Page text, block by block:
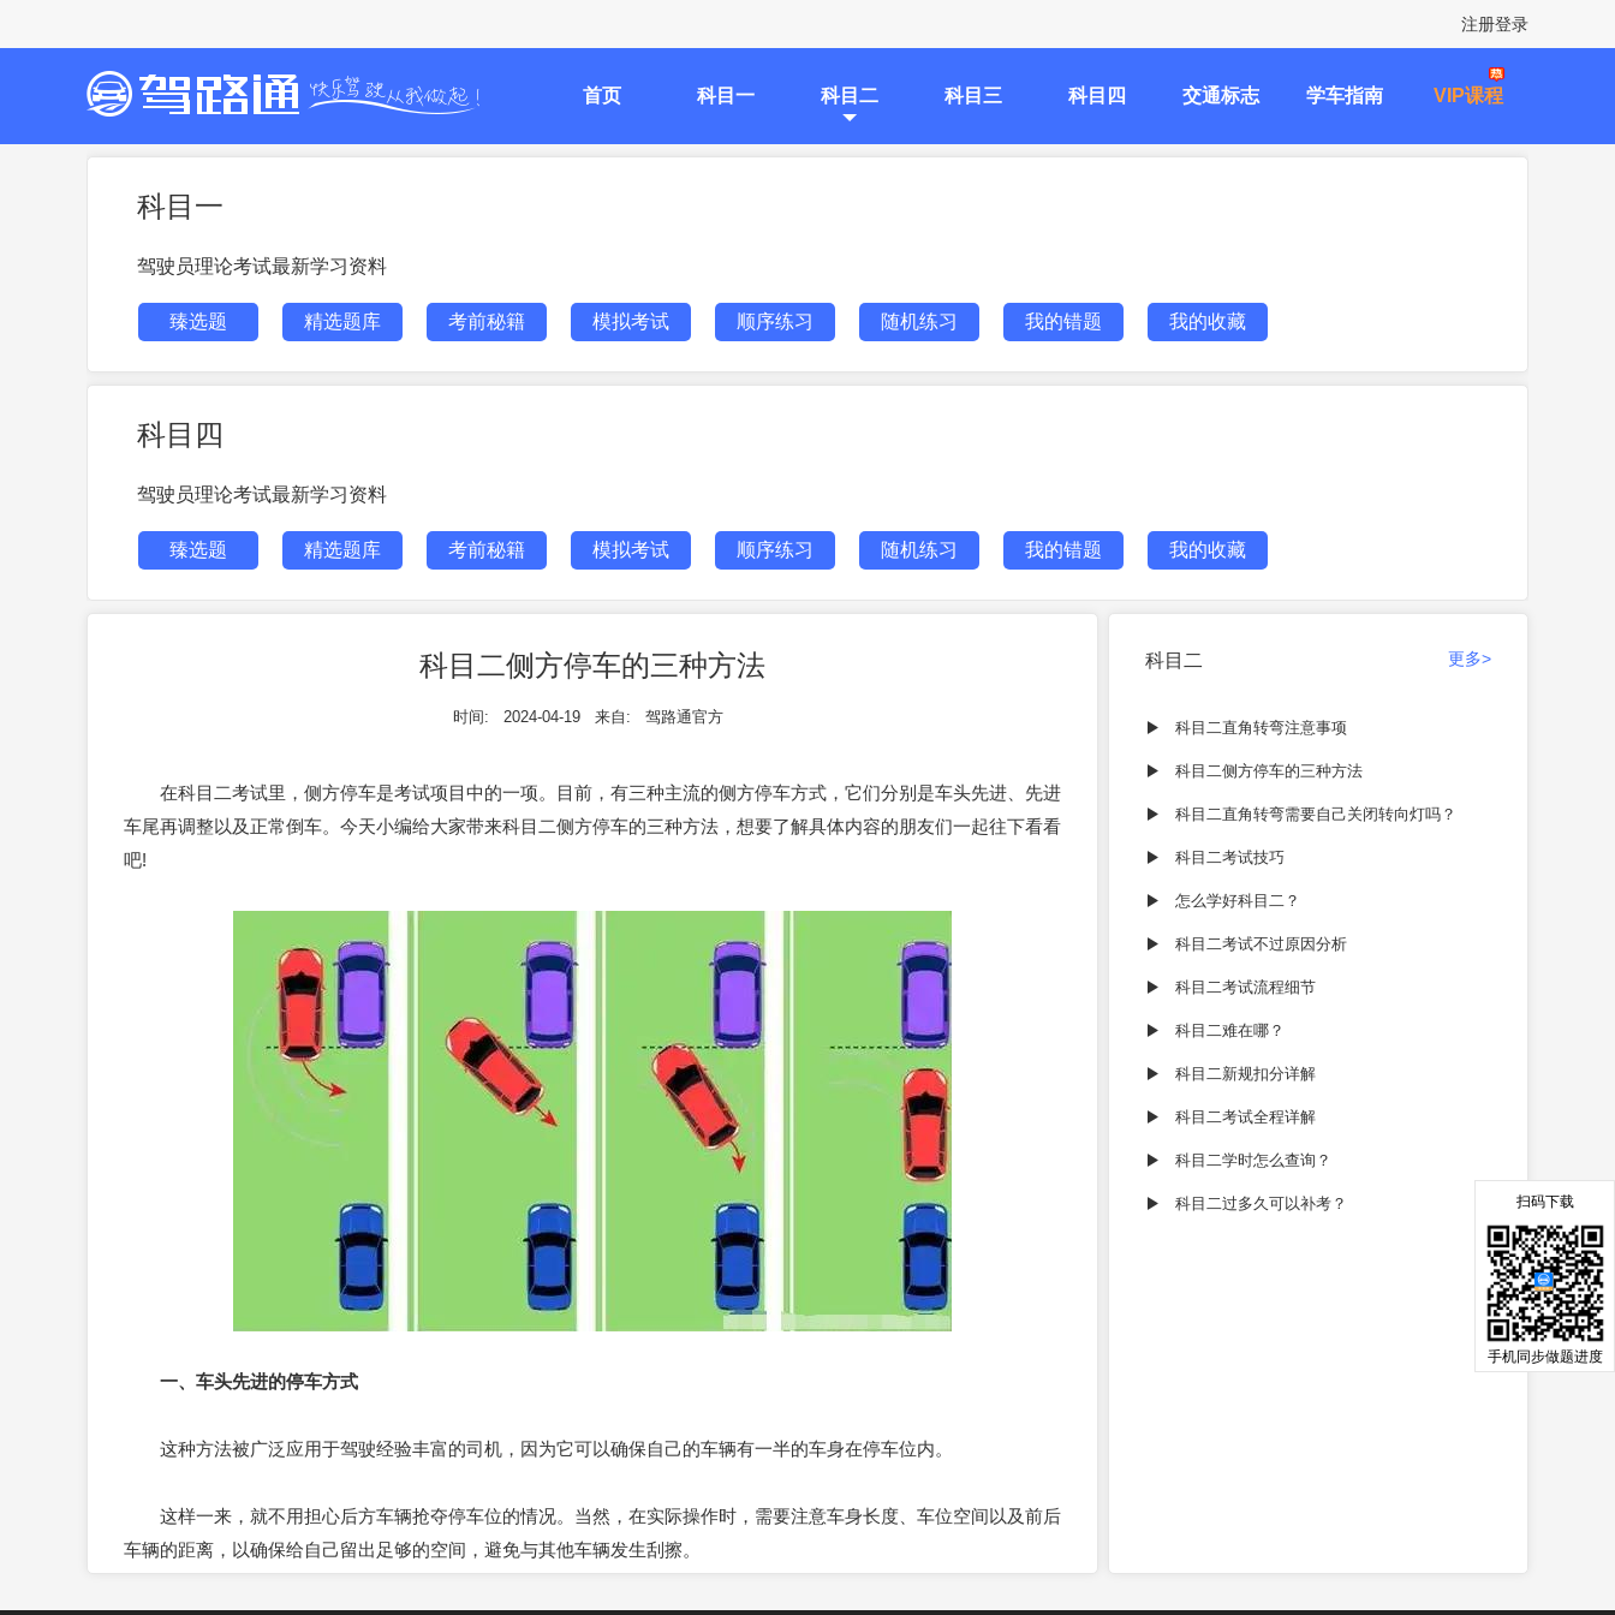
扫码下载
手机同步做题进度
注册登录
首页 科目一 科目二 科目三 科目四 交通标志 学车指南 VIP课程
科目一
驾驶员理论考试最新学习资料
臻选题 精选题库 考前秘籍 模拟考试 顺序练习 随机练习 我的错题 我的收藏
科目四
驾驶员理论考试最新学习资料
臻选题 精选题库 考前秘籍 模拟考试 顺序练习 随机练习 我的错题 我的收藏
科目二侧方停车的三种方法
时间: 2024-04-19 来自: 驾路通官方
在科目二考试里，侧方停车是考试项目中的一项。目前，有三种主流的侧方停车方式，它们分别是车头先进、先进
车尾再调整以及正常倒车。今天小编给大家带来科目二侧方停车的三种方法，想要了解具体内容的朋友们一起往下看看
吧!
一、车头先进的停车方式
这种方法被广泛应用于驾驶经验丰富的司机，因为它可以确保自己的车辆有一半的车身在停车位内。
这样一来，就不用担心后方车辆抢夺停车位的情况。当然，在实际操作时，需要注意车身长度、车位空间以及前后
车辆的距离，以确保给自己留出足够的空间，避免与其他车辆发生刮擦。
科目二 更多>
科目二直角转弯注意事项
科目二侧方停车的三种方法
科目二直角转弯需要自己关闭转向灯吗？
科目二考试技巧
怎么学好科目二？
科目二考试不过原因分析
科目二考试流程细节
科目二难在哪？
科目二新规扣分详解
科目二考试全程详解
科目二学时怎么查询？
科目二过多久可以补考？